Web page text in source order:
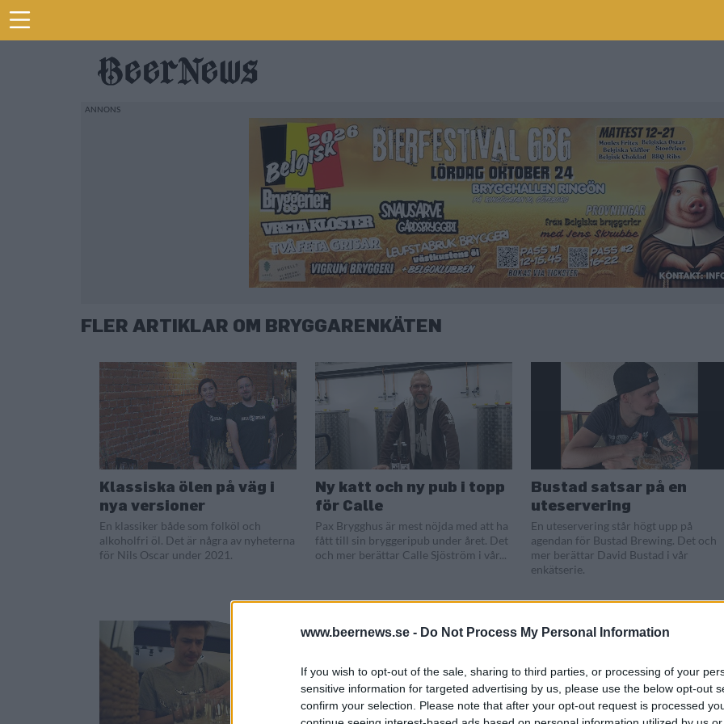
www.beernews.se - Do Not Process My Personal Information
If you wish to opt-out of the sale, sharing to third parties, or processing of your
sensitive information for targeted advertising by us, please use the below opt-out
confirm your selection. Please note that after your opt-out request is processed
FLER ARTIKLAR OM BRYGGARENKÄTEN
Klassiska ölen på väg i
nya versioner
En klassiker både som folköl och
alkoholfri öl. Det är några av nyheterna
för Nils Oscar under 2021.
Ny katt och ny pub i topp
för Calle
Pax Brygghus är mest nöjda med att ha
fått till sin bryggeripub under året. Det
och mer berättar Calle Sjöström i vår...
Bustad satsar på en
uteservering
En uteservering står högt upp på
agendan för Bustad Brewing. Det och
mer berättar David Bustad i vår
enkätserie.